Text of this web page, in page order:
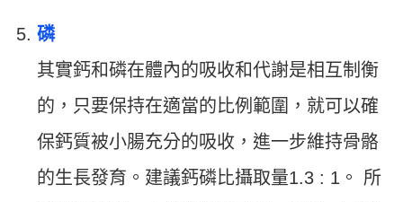
磷
其實鈣和磷在體內的吸收和代謝是相互制衡
的，只要保持在適當的比例範圍，就可以確
保鈣質被小腸充分的吸收，進一步維持骨骼
的生長發育。建議鈣磷比攝取量1.3 : 1。 所